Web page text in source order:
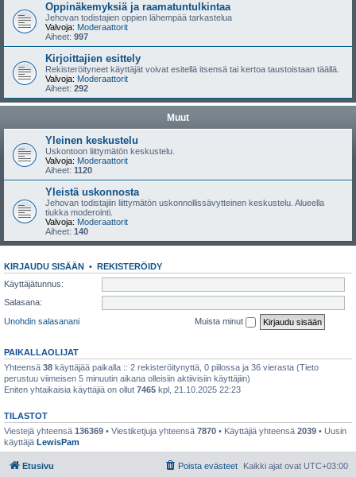
Oppinäkemyksiä ja raamatuntulkintaa
Jehovan todistajien oppien lähempää tarkastelua
Valvoja: Moderaattorit
Aiheet: 997
Kirjoittajien esittely
Rekisteröityneet käyttäjät voivat esitellä itsensä tai kertoa taustoistaan täällä.
Valvoja: Moderaattorit
Aiheet: 292
Muut
Yleinen keskustelu
Uskontoon liittymätön keskustelu.
Valvoja: Moderaattorit
Aiheet: 1120
Yleistä uskonnosta
Jehovan todistajiin liittymätön uskonnollissävytteinen keskustelu. Alueella
tiukka moderointi.
Valvoja: Moderaattorit
Aiheet: 140
KIRJAUDU SISÄÄN • REKISTERÖIDY
Käyttäjätunnus:
Salasana:
Unohdin salasanani
Muista minut
PAIKALLAOLIJAT
Yhteensä 38 käyttäjää paikalla :: 2 rekisteröitynyttä, 0 piilossa ja 36 vierasta (Tieto
perustuu viimeisen 5 minuutin aikana olleisiin aktiivisiin käyttäjiin)
Eniten yhtaikaisia käyttäjiä on ollut 7465 kpl, 21.10.2025 22:23
TILASTOT
Viestejä yhteensä 136369 • Viestiketjuja yhteensä 7870 • Käyttäjiä yhteensä 2039 • Uusin
käyttäjä LewisPam
Etusivu Kaikki ajat ovat UTC+03:00
Poista evästeet